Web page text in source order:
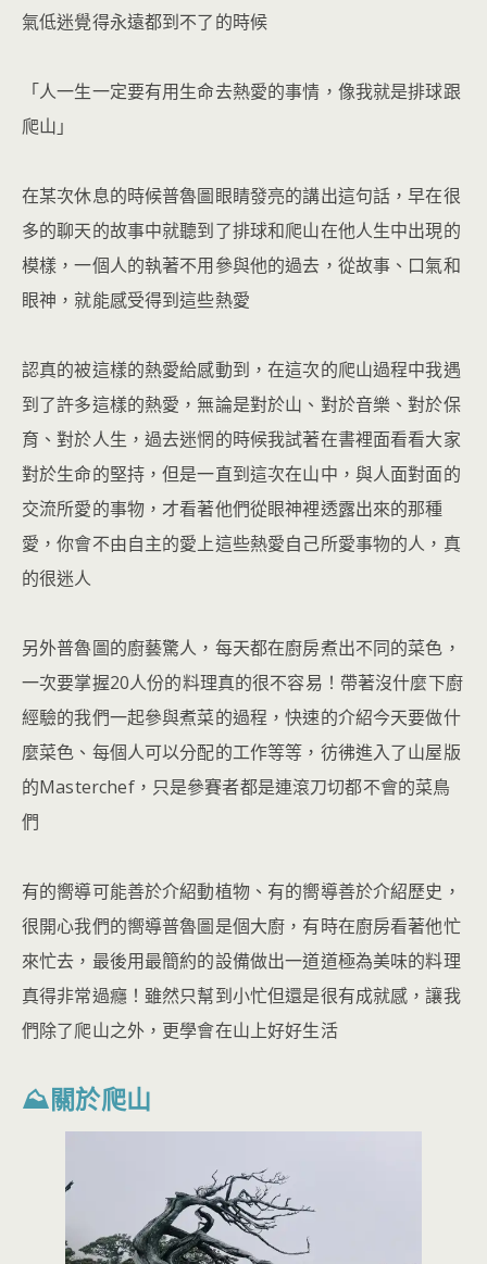
氣低迷覺得永遠都到不了的時候
「人一生一定要有用生命去熱愛的事情，像我就是排球跟
爬山」
在某次休息的時候普魯圖眼睛發亮的講出這句話，早在很
多的聊天的故事中就聽到了排球和爬山在他人生中出現的
模樣，一個人的執著不用參與他的過去，從故事、口氣和
眼神，就能感受得到這些熱愛
認真的被這樣的熱愛給感動到，在這次的爬山過程中我遇
到了許多這樣的熱愛，無論是對於山、對於音樂、對於保
育、對於人生，過去迷惘的時候我試著在書裡面看看大家
對於生命的堅持，但是一直到這次在山中，與人面對面的
交流所愛的事物，才看著他們從眼神裡透露出來的那種
愛，你會不由自主的愛上這些熱愛自己所愛事物的人，真
的很迷人
另外普魯圖的廚藝驚人，每天都在廚房煮出不同的菜色，
一次要掌握20人份的料理真的很不容易！帶著沒什麼下廚
經驗的我們一起參與煮菜的過程，快速的介紹今天要做什
麼菜色、每個人可以分配的工作等等，彷彿進入了山屋版
的Masterchef，只是參賽者都是連滾刀切都不會的菜鳥
們
有的嚮導可能善於介紹動植物、有的嚮導善於介紹歷史，
很開心我們的嚮導普魯圖是個大廚，有時在廚房看著他忙
來忙去，最後用最簡約的設備做出一道道極為美味的料理
真得非常過癮！雖然只幫到小忙但還是很有成就感，讓我
們除了爬山之外，更學會在山上好好生活
⛰關於爬山